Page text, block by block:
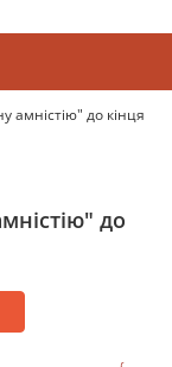
амністію" до кінця
до